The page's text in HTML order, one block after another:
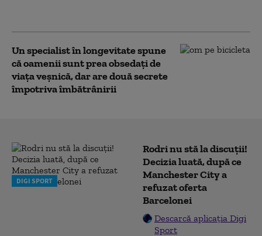
Un specialist în longevitate spune
că oamenii sunt prea obsedați de
viața veșnică, dar are două secrete
împotriva îmbătrânirii
DIGI SPORT
Rodri nu stă la discuții!
Decizia luată, după ce
Manchester City a
refuzat oferta
Barcelonei
Descarcă aplicația Digi
Sport